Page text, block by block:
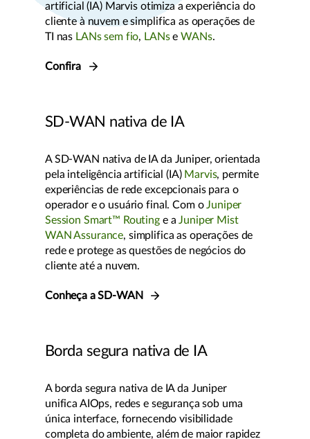
artificial (IA) Marvis otimiza a experiência do
cliente à nuvem e simplifica as operações de
TI nas LANs sem fio, LANseWANs.
Confira
SD-WAN nativa de IA
A SD-WAN nativa de IA da Juniper, orientada
pela inteligência artificial (IA) Marvis, permite
experiências de rede excepcionais para o
operador e o usuário final. Com oJuniper
Session Smart™ Routinge aJuniper Mist
WAN Assurance, simplifica as operações de
rede e protege as questões de negócios do
cliente até a nuvem.
Conheça a SD-WAN
Borda segura nativa de IA
A borda segura nativa de IA da Juniper
unifica AIOps, redes e segurança sob uma
única interface, fornecendo visibilidade
completa do ambiente, além de maior rapidez